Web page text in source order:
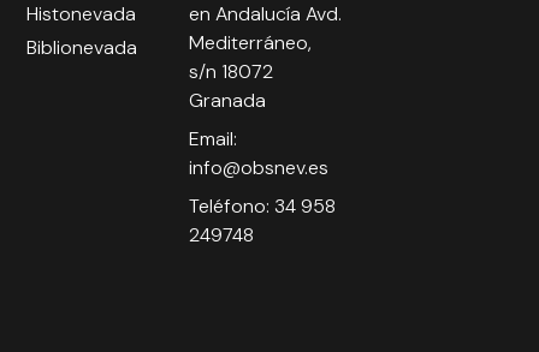
Histonevada
Biblionevada
en Andalucía Avd.
Mediterráneo,
s/n 18072
Granada
Email:
info@obsnev.es
Teléfono: 34 958
249748